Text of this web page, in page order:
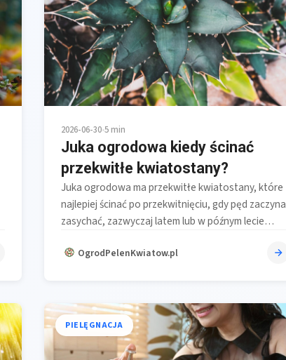
2026-06-30•5 min
Juka ogrodowa kiedy ścinać
przekwitłe kwiatostany?
Juka ogrodowa ma przekwitłe kwiatostany, które
najlepiej ścinać po przekwitnięciu, gdy pęd zaczyna
zasychać, zazwyczaj latem lub w późnym lecie…
OgrodPelenKwiatow.pl
PIELĘGNACJA